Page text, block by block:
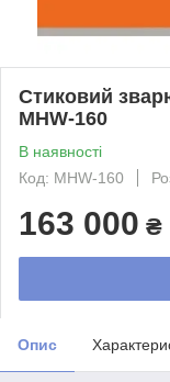
Стиковий
MHW-160
В наявності
Код: MHW-160
163 000 ₴
Опис